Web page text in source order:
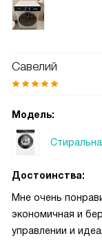
Савелий
Модель:
Достоинства:
Мне очень
экономичная и
управлении и